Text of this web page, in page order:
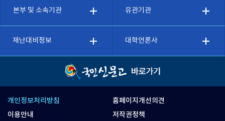
본부 및 소속기관 유관기관
재난대비정보 대학언론사
개인정보처리방침
홈페이지개선의견
이용안내
저작권정책